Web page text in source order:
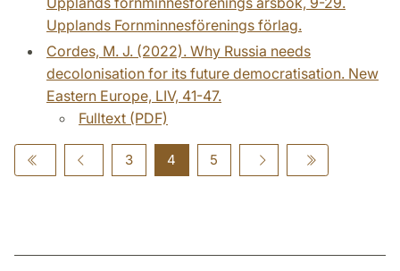
Upplands Fornminnesförenings förlag.
Cordes, M. J. (2022). Why Russia needs
decolonisation for its future democratisation. New
Eastern Europe, LIV, 41-47.
Fulltext (PDF)
3 4 5